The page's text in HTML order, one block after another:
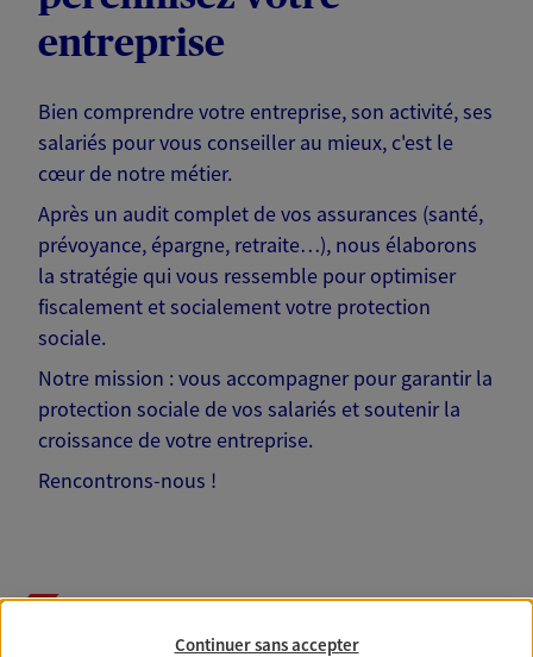
entreprise
Bien comprendre votre entreprise, son activité, ses
salariés pour vous conseiller au mieux, c'est le
cœur de notre métier.
Après un audit complet de vos assurances (santé,
prévoyance, épargne, retraite…), nous élaborons
la stratégie qui vous ressemble pour optimiser
fiscalement et socialement votre protection
sociale.
Notre mission : vous accompagner pour garantir la
protection sociale de vos salariés et soutenir la
croissance de votre entreprise.
Rencontrons-nous !
Nos solutions pour votre
Continuer sans accepter